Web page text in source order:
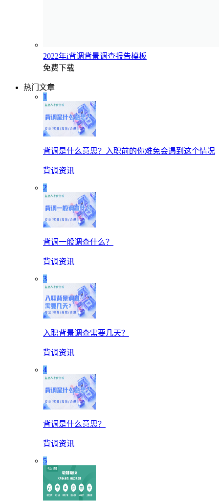
2022年i背调背景调查报告模板
免费下载
热门文章
1
背调是什么意思？入职前的你难免会遇到这个情况
背调资讯
2
背调一般调查什么？
背调资讯
3
入职背景调查需要几天？
背调资讯
4
背调是什么意思？
背调资讯
5